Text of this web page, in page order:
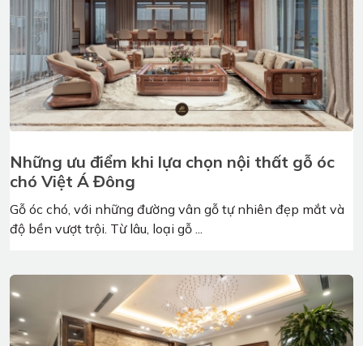
Ưu điểm của nội thất gỗ óc chó so với các
loại gỗ khác
Nội thất gỗ óc chó đang ngày càng trở thành xu hướng
trong thiết kế không gian sống hiện đại. Vậy ...